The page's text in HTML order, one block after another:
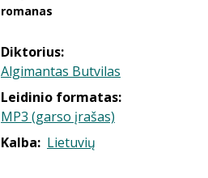
romanas
Diktorius:
Algimantas Butvilas
Leidinio formatas:
MP3 (garso įrašas)
Kalba: Lietuvių